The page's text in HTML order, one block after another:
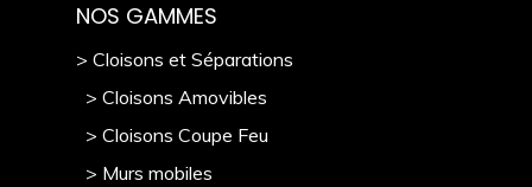
NOS GAMMES
> Cloisons et Séparations
> Cloisons Amovibles
> Cloisons Coupe Feu
> Murs mobiles